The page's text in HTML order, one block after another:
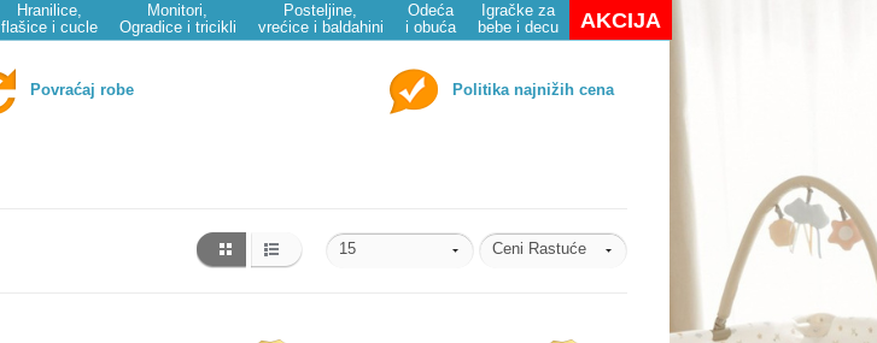
Hranilice,
flašice i cucle
Monitori,
Ogradice i tricikli
Posteljine,
vrećice i baldahini
Odeća
i obuća
Igračke za
bebe i decu
AKCIJA
Povraćaj robe Politika najnižih cena